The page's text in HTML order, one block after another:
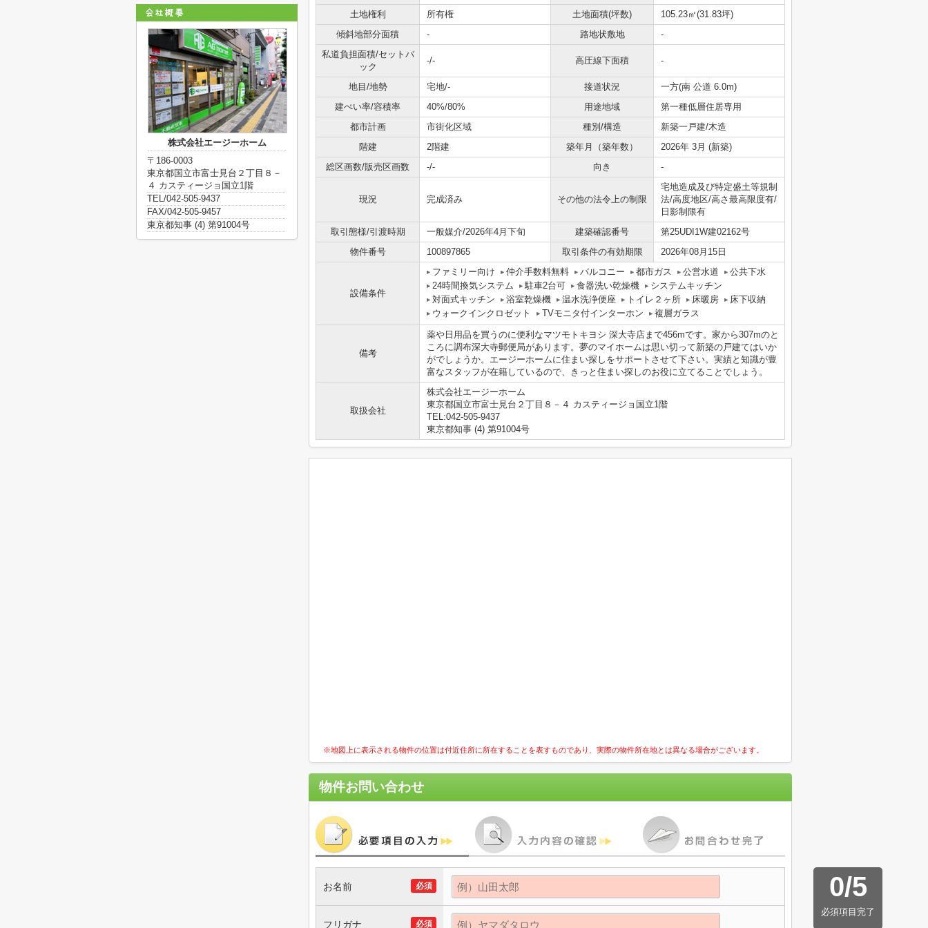
土地権利
所有権 土地面積(坪数)
105.23㎡(31.83坪)
傾斜地部分面積
- 路地状敷地
-
私道負担面積/セットバ
ック
-/- 高圧線下面積 -
地目/地勢 宅地/- 接道状況
一方(南 公道 6.0m)
建ぺい率/容積率
40%/80% 用途地域
第一種低層住居専用
都市計画
市街化区域 種別/構造
新築一戸建/木造
階建
2階建 築年月（築年数）
2026年 3月 (新築)
総区画数/販売区画数
-/- 向き -
現況 完成済み その他の法令上の制限
宅地造成及び特定盛土等規制
法/高度地区/高さ最高限度有/
日影制限有
取引態様/引渡時期
一般媒介/2026年4月下旬 建築確認番号
第25UDI1W建02162号
物件番号
100897865 取引条件の有効期限 2026年08月15日
設備条件
ファミリー向け 仲介手数料無料 バルコニー 都市ガス 公営水道
公共下水
24時間換気システム
駐車2台可 食器洗い乾燥機
システムキッチン
対面式キッチン
浴室乾燥機 温水洗浄便座 トイレ２ヶ所 床暖房
床下収納
ウォークインクロゼット
TVモニタ付インターホン 複層ガラス
備考
薬や日用品を買うのに便利なマツモトキヨシ 深大寺店まで456mです。家から307mのと
ころに調布深大寺郵便局があります。夢のマイホームは思い切って新築の戸建てはいか
がでしょうか。エージーホームに住まい探しをサポートさせて下さい。実績と知識が豊
富なスタッフが在籍しているので、きっと住まい探しのお役に立てることでしょう。
取扱会社
株式会社エージーホーム
東京都国立市富士見台２丁目８－４ カスティージョ国立1階
TEL:042-505-9437
東京都知事 (4) 第91004号
※地図上に表示される物件の位置は付近住所に所在することを表すものであり、実際の物件所在地とは異なる場合がございます。
物件お問い合わせ
0/5
必須項目完了
必須
お名前
必須
フリガナ
株式会社エージーホーム
〒186-0003
東京都国立市富士見台２丁目８－
４ カスティージョ国立1階
TEL/042-505-9437
FAX/042-505-9457
東京都知事 (4) 第91004号